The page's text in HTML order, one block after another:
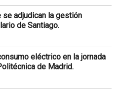
se adjudican la gestión
de Santiago.
eléctrico en la jornada
de Madrid.